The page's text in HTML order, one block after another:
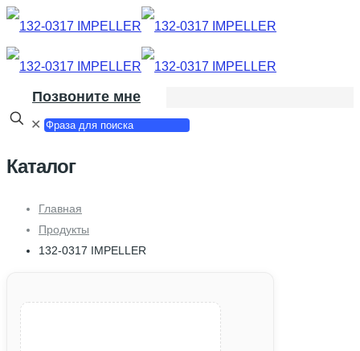
Позвоните мне
✕
Каталог
Главная
Продукты
132-0317 IMPELLER